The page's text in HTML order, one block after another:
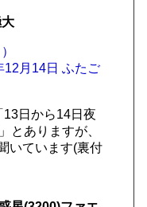
12月14日 ふたご
日から14日夜
とありますが、
いています(裏付